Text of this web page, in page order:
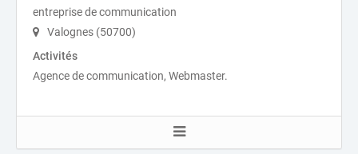
entreprise de communication
Valognes (50700)
Activités
Agence de communication, Webmaster.